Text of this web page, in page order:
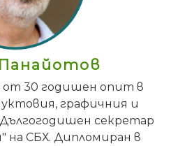
от 30 годишен опит в
графичния и
секретар
на СБХ. Дипломиран в